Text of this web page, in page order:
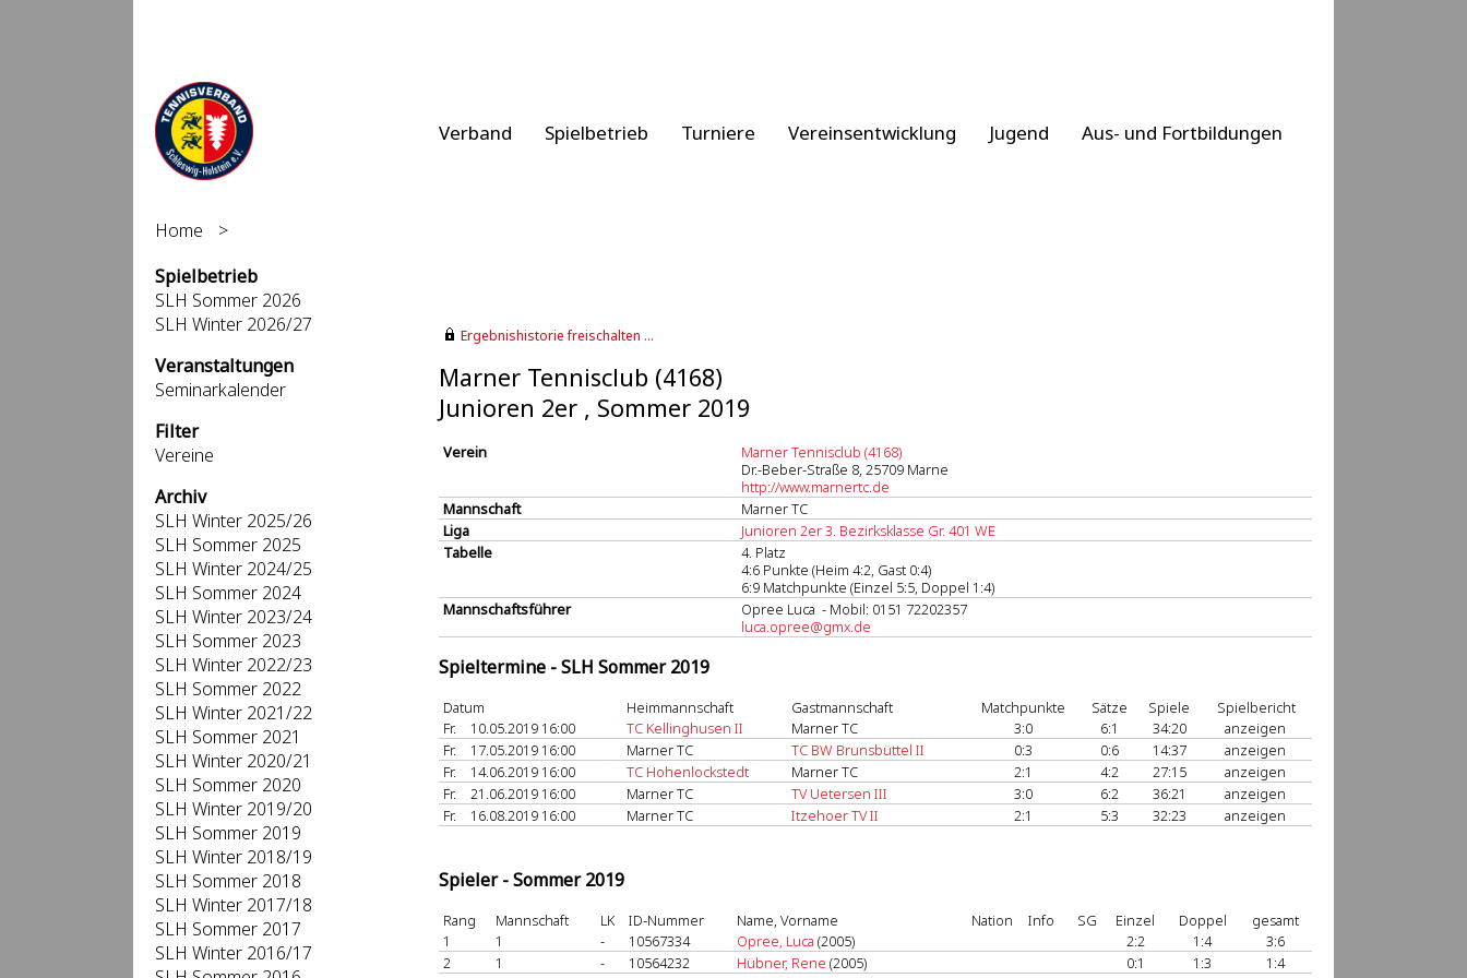
Verband Spielbetrieb Turniere Vereinsentwicklung Jugend Aus- und Fortbildungen
Home
>
Spielbetrieb
SLH Sommer 2026
SLH Winter 2026/27
Veranstaltungen
Seminarkalender
Filter
Vereine
Archiv
SLH Winter 2025/26
SLH Sommer 2025
SLH Winter 2024/25
SLH Sommer 2024
SLH Winter 2023/24
SLH Sommer 2023
SLH Winter 2022/23
SLH Sommer 2022
SLH Winter 2021/22
SLH Sommer 2021
SLH Winter 2020/21
SLH Sommer 2020
SLH Winter 2019/20
SLH Sommer 2019
SLH Winter 2018/19
SLH Sommer 2018
SLH Winter 2017/18
SLH Sommer 2017
SLH Winter 2016/17
Ergebnishistorie freischalten ...
Marner Tennisclub (4168)
Junioren 2er , Sommer 2019
Verein
Marner Tennisclub (4168)
Dr.-Beber-Straße 8, 25709 Marne
http://www.marnertc.de
Mannschaft
Marner TC
Liga
Junioren 2er 3. Bezirksklasse Gr. 401 WE
Tabelle
4. Platz
4:6 Punkte (Heim 4:2, Gast 0:4)
6:9 Matchpunkte (Einzel 5:5, Doppel 1:4)
Mannschaftsführer
Opree Luca - Mobil: 0151 72202357
luca.opree@gmx.de
Spieltermine - SLH Sommer 2019
Datum Heimmannschaft Gastmannschaft Matchpunkte Sätze Spiele
Spielbericht
Fr.
10.05.2019 16:00 TC Kellinghusen II Marner TC 3:0 6:1 34:20
anzeigen
Fr.
17.05.2019 16:00 Marner TC TC BW Brunsbüttel II 0:3 0:6 14:37
anzeigen
Fr.
14.06.2019 16:00 TC Hohenlockstedt Marner TC 2:1 4:2 27:15
anzeigen
Fr.
21.06.2019 16:00 Marner TC TV Uetersen III 3:0 6:2 36:21
anzeigen
Fr.
16.08.2019 16:00 Marner TC Itzehoer TV II 2:1 5:3 32:23 anzeigen
Spieler - Sommer 2019
Rang Mannschaft LK ID-Nummer Name, Vorname Nation Info SG Einzel Doppel
gesamt
1
1 - 10567334 Opree, Luca (2005) 2:2 1:4
3:6
2
1 - 10564232 Hübner, Rene (2005) 0:1 1:3
1:4